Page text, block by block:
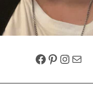
FACEBOOK